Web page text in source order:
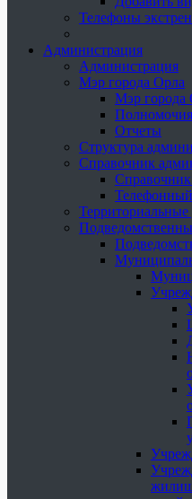
Телефоны
Администрация
Администрация
Мэр города Орла
Мэр города
Полномочия
Отчеты
Структура
Справочник
Территориальные